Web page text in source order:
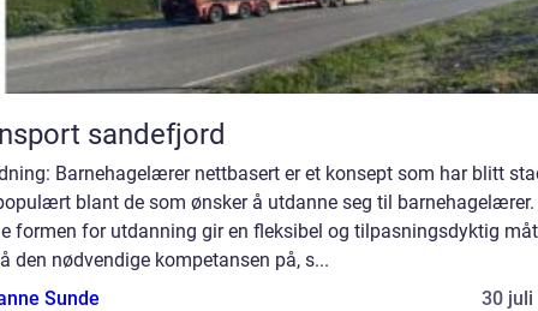
sandefjord
Barnehagelærer nettbasert er et konsept som har blitt
blant de som ønsker å utdanne seg til barnehagelærer.
formen for utdanning gir en fleksibel og tilpasningsdyktig
den nødvendige kompetansen på, s...
Sunde
30 juli